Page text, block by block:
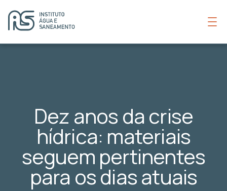
Dez anos da crise
hídrica: materiais
seguem pertinentes
para os dias atuais